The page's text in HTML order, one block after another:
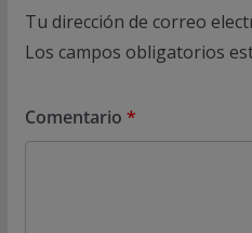
Tu dirección de correo
Los campos obligatorios
Comentario *